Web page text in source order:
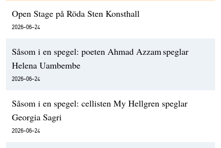
Open Stage på Röda Sten Konsthall
2026-06-24
Såsom i en spegel: poeten Ahmad Azzam speglar
Helena Uambembe
2026-06-24
Såsom i en spegel: cellisten My Hellgren speglar
Georgia Sagri
2026-06-24